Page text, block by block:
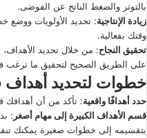
بالتوتر والضغط الناتج عن الفوضى.
زيادة الإنتاجية: تحديد الأولويات ووضع
وقتك بفعالية.
تحقيق النجاح: من خلال تحديد الأهداف،
على الطريق الصحيح لتحقيق ما ترغب
خطوات لتحديد أهداف
حدد أهدافًا واقعية: تأكد من أن أهدافك
قسم الأهداف الكبيرة إلى مهام أصغر :
بتقسيمه إلى خطوات صغيرة يمكنك